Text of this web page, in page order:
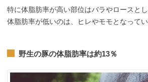
特に体脂肪率が高い部位はバラやロースと
体脂肪率が低いのは、ヒレやモモとなってい
野生の豚の体脂肪率は約13％